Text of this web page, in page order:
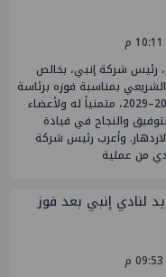
رئيس شركة إنبي، بخالص
بمناسبة فوزه برئاسة
نادي إنبي للدورة الجديدة 2025–2029، متمنياً له ولأعضاء
والنجاح في قيادة
وأعرب رئيس شركة
من عملية
لنادي إنبي بعد فوز